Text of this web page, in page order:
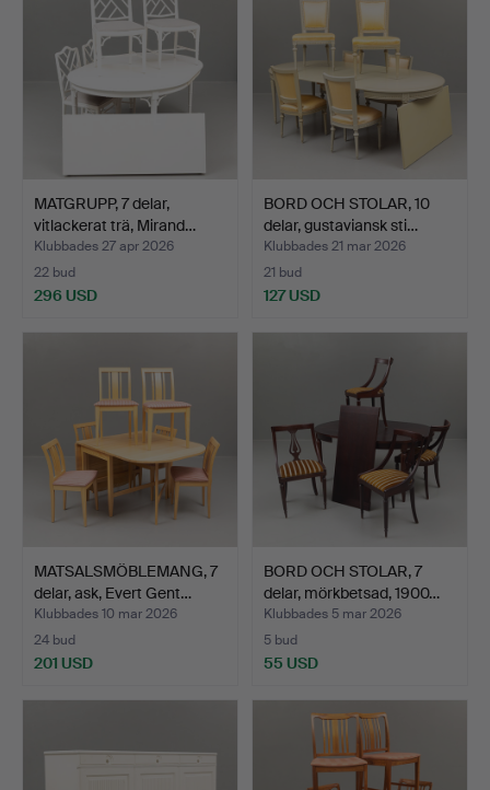
MATGRUPP, 7 delar,
vitlackerat trä, Mirand…
Klubbades 27 apr 2026
22 bud
296 USD
BORD OCH STOLAR, 10
delar, gustaviansk sti…
Klubbades 21 mar 2026
21 bud
127 USD
MATSALSMÖBLEMANG, 7
delar, ask, Evert Gent…
Klubbades 10 mar 2026
24 bud
201 USD
BORD OCH STOLAR, 7
delar, mörkbetsad, 1900…
Klubbades 5 mar 2026
5 bud
55 USD